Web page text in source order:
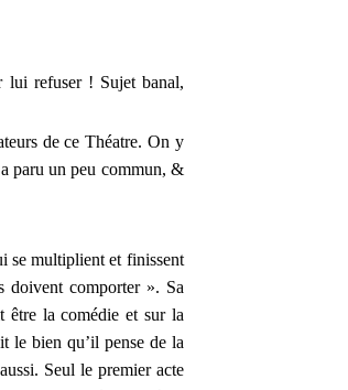
lui refuser ! Sujet banal,
de ce Théatre. On y
paru un peu commun, &
se multiplient et finissent
doivent comporter ». Sa
être la comédie et sur la
le bien qu’il pense de la
Seul le premier acte